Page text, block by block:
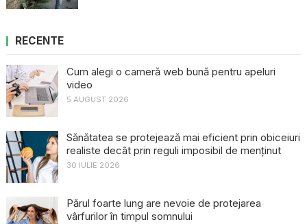
RECENTE
Cum alegi o cameră web bună pentru apeluri
video
5 AUGUST 2026
Sănătatea se protejează mai eficient prin obiceiuri
realiste decât prin reguli imposibil de menținut
30 IULIE 2026
Părul foarte lung are nevoie de protejarea
vârfurilor în timpul somnului